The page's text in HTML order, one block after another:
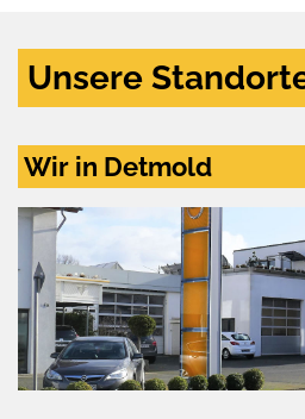
Unsere
Wir in Detmold